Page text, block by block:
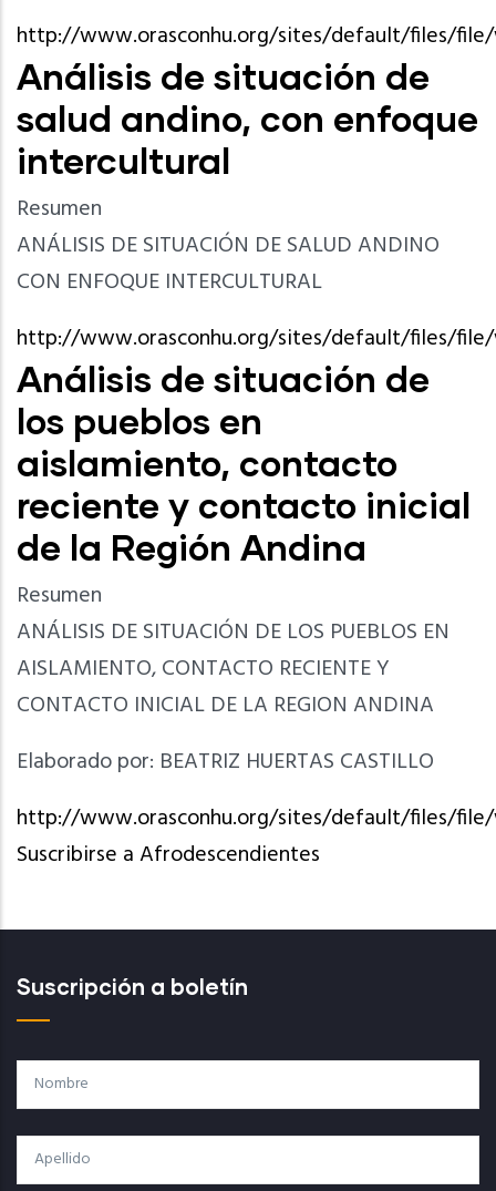
http://www.orasconhu.org/sites/default/files/file/
Análisis de situación de
salud andino, con enfoque
intercultural
Resumen
ANÁLISIS DE SITUACIÓN DE SALUD ANDINO
CON ENFOQUE INTERCULTURAL
http://www.orasconhu.org/sites/default/files/
Análisis de situación de
los pueblos en
aislamiento, contacto
reciente y contacto inicial
de la Región Andina
Resumen
ANÁLISIS DE SITUACIÓN DE LOS PUEBLOS EN
AISLAMIENTO, CONTACTO RECIENTE Y
CONTACTO INICIAL DE LA REGION ANDINA
Elaborado por: BEATRIZ HUERTAS CASTILLO
http://www.orasconhu.org/sites/default/files/
Suscribirse a Afrodescendientes
Suscripción a boletín
Nombre
Apellido